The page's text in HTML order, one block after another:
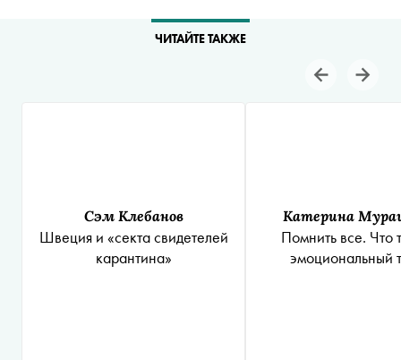
ЧИТАЙТЕ ТАКЖЕ
Сэм Клебанов
Швеция и «секта свидетелей
карантина»
Катерина
Помнить все. Что
эмоциональный